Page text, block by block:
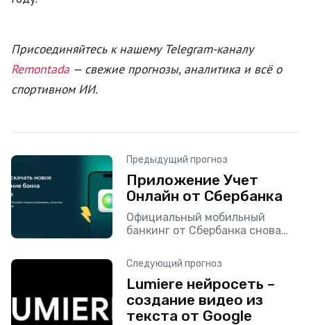
Присоединяйтесь к нашему Telegram-каналу
Remontada — свежие прогнозы, аналитика и всё о
спортивном ИИ.
Предыдущий прогноз
Приложение Учет
Онлайн от Сбербанка
Официальный мобильный
банкинг от Сбербанка снова
новым названием.
Следующий прогноз
Lumiere нейросеть –
создание видео из
текста от Google